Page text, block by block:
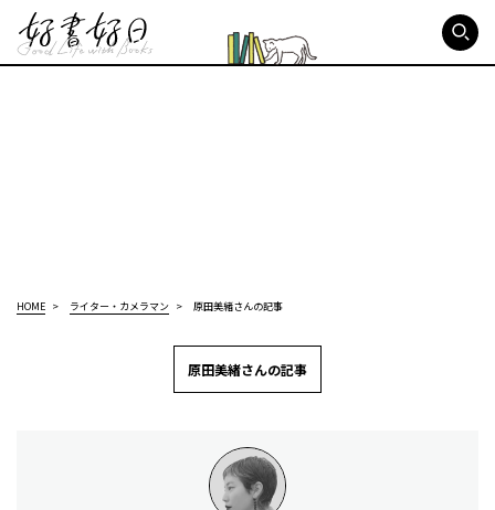
HOME ライター・カメラマン 原田美緒さんの記事
原田美緒さんの記事